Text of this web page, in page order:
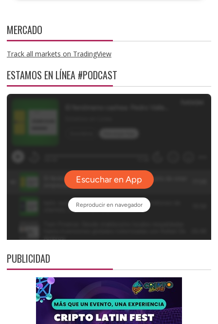
MERCADO
Track all markets on TradingView
ESTAMOS EN LÍNEA #PODCAST
PUBLICIDAD